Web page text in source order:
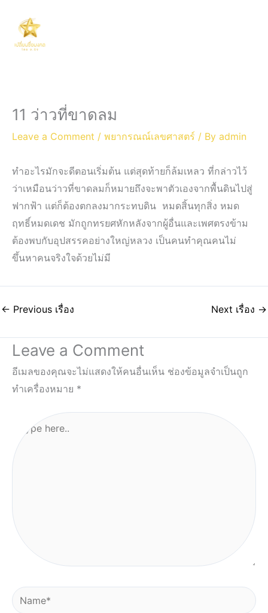
content
11 ว่าวที่ขาดลม
Leave a Comment / พยากรณณ์เลขศาสตร์ / By admin
ทำอะไรมักจะดีตอนเริ่มต้น แต่สุดท้ายก็ล้มเหลว ที่กล่าวไว้
ว่าเหมือนว่าวที่ขาดลมก็หมายถึงจะพาตัวเองจากพื้นดินไปสู่
ฟากฟ้า แต่ก็ต้องตกลงมากระทบดิน หมดสิ้นทุกสิ่ง หมด
ฤทธิ์หมดเดช มักถูกทรยศหักหลังจากผู้อื่นและเพศตรงข้าม
ต้องพบกับอุปสรรคอย่างใหญ่หลวง เป็นคนทำคุณคนไม่
ขึ้นหาคนจริงใจด้วยไม่มี
← Previous เรื่อง Next เรื่อง →
Leave a Comment
อีเมลของคุณจะไม่แสดงให้คนอื่นเห็น ช่องข้อมูลจำเป็นถูก
ทำเครื่องหมาย *
here..
Name*